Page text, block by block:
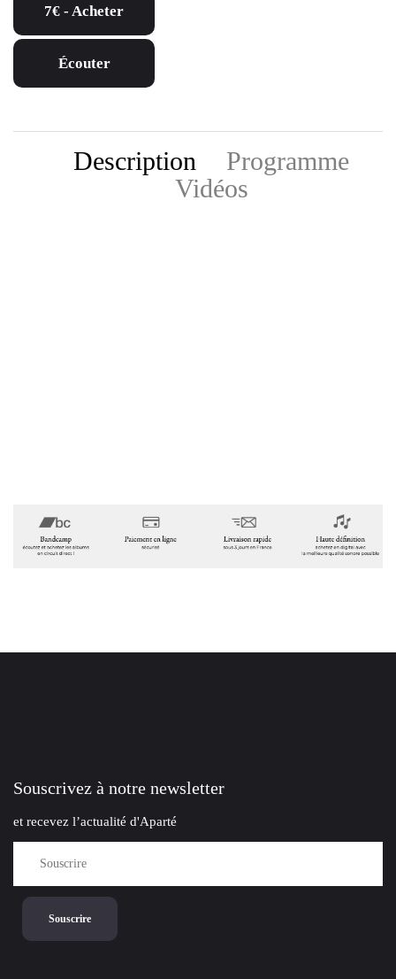
7€ - Acheter
Écouter
Description
Programme
Vidéos
Souscrivez à notre newsletter
et recevez l’actualité d'Aparté